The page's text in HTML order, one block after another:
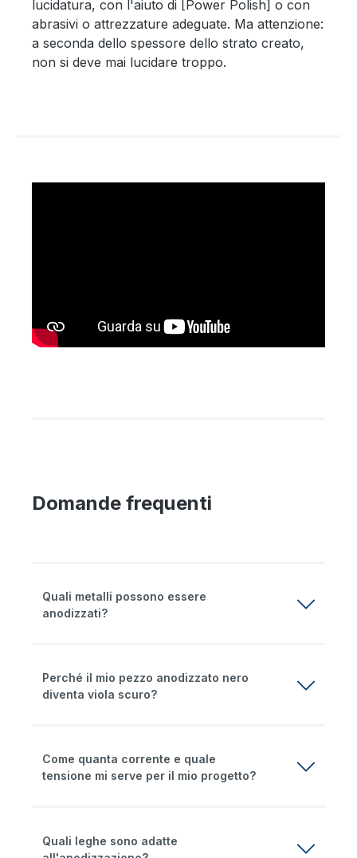
lucidatura, con l'aiuto di [Power Polish] o con
abrasivi o attrezzature adeguate. Ma attenzione:
a seconda dello spessore dello strato creato,
non si deve mai lucidare troppo.
Domande frequenti
Quali metalli possono essere
anodizzati?
Perché il mio pezzo anodizzato nero
diventa viola scuro?
Come quanta corrente e quale
tensione mi serve per il mio progetto?
Quali leghe sono adatte